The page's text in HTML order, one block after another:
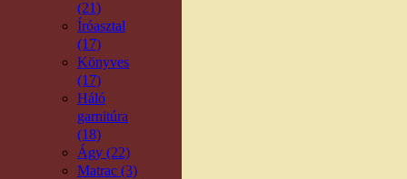
(21)
Íróasztal
(17)
Könyves
(17)
Háló
garnitúra
(18)
Ágy (22)
Matrac (3)